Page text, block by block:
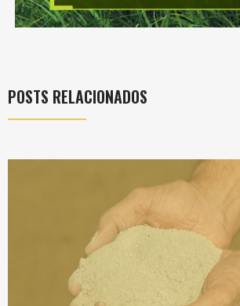
POSTS RELACIONADOS